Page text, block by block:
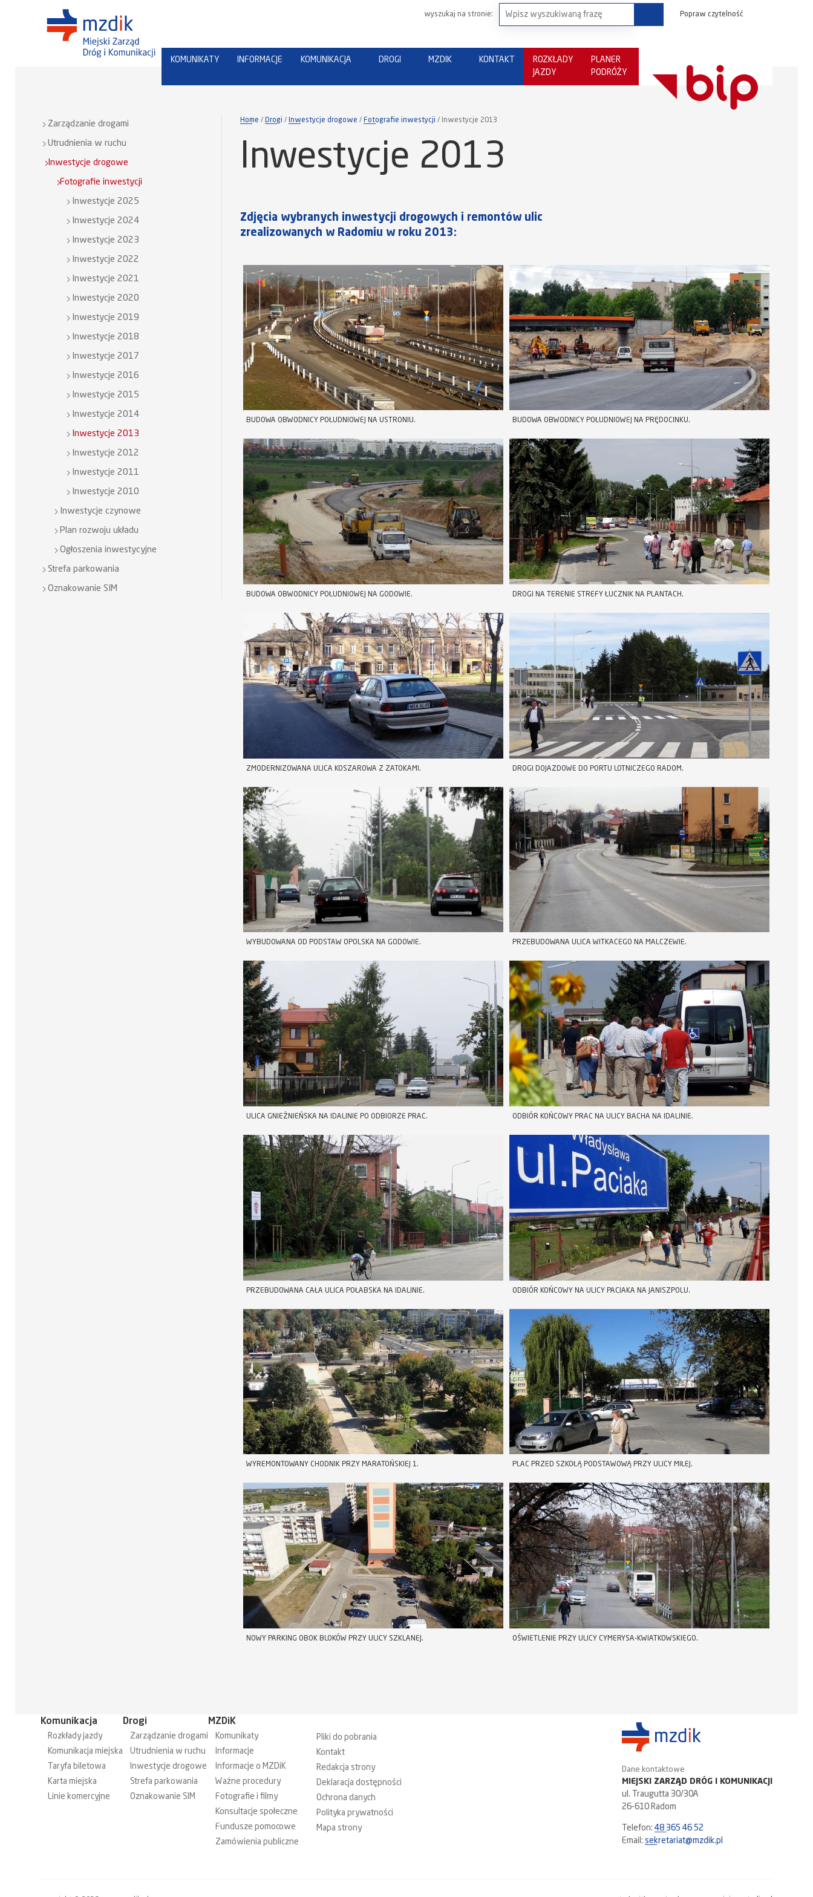
Popraw czytelność
KOMUNIKATY INFORMACJE KOMUNIKACJA DROGI MZDIK KONTAKT
ROZKŁADY
JAZDY
PLANER
PODRÓŻY
wyszukaj na stronie:
Home Drogi Inwestycje drogowe Fotografie inwestycji Inwestycje 2013
Inwestycje 2013
Zdjęcia wybranych inwestycji drogowych i remontów ulic
zrealizowanych w Radomiu w roku 2013:
BUDOWA OBWODNICY POŁUDNIOWEJ NA USTRONIU. BUDOWA OBWODNICY POŁUDNIOWEJ NA PRĘDOCINKU.
BUDOWA OBWODNICY POŁUDNIOWEJ NA GODOWIE. DROGI NA TERENIE STREFY ŁUCZNIK NA PLANTACH.
ZMODERNIZOWANA ULICA KOSZAROWA Z ZATOKAMI. DROGI DOJAZDOWE DO PORTU LOTNICZEGO RADOM.
WYBUDOWANA OD PODSTAW OPOLSKA NA GODOWIE. PRZEBUDOWANA ULICA WITKACEGO NA MALCZEWIE.
ULICA GNIEŹNIEŃSKA NA IDALINIE PO ODBIORZE PRAC. ODBIÓR KOŃCOWY PRAC NA ULICY BACHA NA IDALINIE.
PRZEBUDOWANA CAŁA ULICA POŁABSKA NA IDALINIE. ODBIÓR KOŃCOWY NA ULICY PACIAKA NA JANISZPOLU.
WYREMONTOWANY CHODNIK PRZY MARATOŃSKIEJ 1. PLAC PRZED SZKOŁĄ PODSTAWOWĄ PRZY ULICY MIŁEJ.
NOWY PARKING OBOK BLOKÓW PRZY ULICY SZKLANEJ. OŚWIETLENIE PRZY ULICY CYMERYSA-KWIATKOWSKIEGO.
Zarządzanie drogami
Utrudnienia w ruchu
Inwestycje drogowe
Fotografie inwestycji
Inwestycje 2025
Inwestycje 2024
Inwestycje 2023
Inwestycje 2022
Inwestycje 2021
Inwestycje 2020
Inwestycje 2019
Inwestycje 2018
Inwestycje 2017
Inwestycje 2016
Inwestycje 2015
Inwestycje 2014
Inwestycje 2013
Inwestycje 2012
Inwestycje 2011
Inwestycje 2010
Inwestycje czynowe
Plan rozwoju układu
Ogłoszenia inwestycyjne
Strefa parkowania
Oznakowanie SIM
Komunikacja
Rozkłady jazdy
Komunikacja miejska
Taryfa biletowa
Karta miejska
Linie komercyjne
Drogi
Zarządzanie drogami
Utrudnienia w ruchu
Inwestycje drogowe
Strefa parkowania
Oznakowanie SIM
MZDiK
Komunikaty
Informacje
Informacje o MZDiK
Ważne procedury
Fotografie i filmy
Konsultacje społeczne
Fundusze pomocowe
Zamówienia publiczne
Pliki do pobrania
Kontakt
Redakcja strony
Deklaracja dostępności
Ochrona danych
Polityka prywatności
Mapa strony
Dane kontaktowe
MIEJSKI ZARZĄD DRÓG I KOMUNIKACJI
ul. Traugutta 30/30A
26-610 Radom
Telefon: 48 365 46 52
Email: sekretariat@mzdik.pl